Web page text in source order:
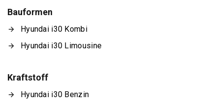
Bauformen
Hyundai i30 Kombi
Hyundai i30 Limousine
Kraftstoff
Hyundai i30 Benzin